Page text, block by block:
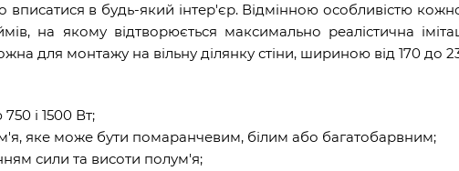
в будь-який інтер'єр. Відмінною особливістю
на якому відтворюється максимально реалістична
для монтажу на вільну ділянку стіни, шириною від 170 до
і 1500 Вт;
яке може бути помаранчевим, білим або багатобарвним;
сили та висоти полум'я;